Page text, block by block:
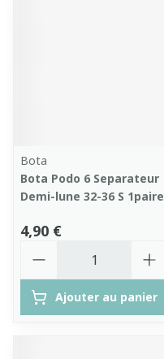
Bota
Bota Podo 6 Separateur
Demi-lune 32-36 S 1paire
4,90 €
Ajouter au panier